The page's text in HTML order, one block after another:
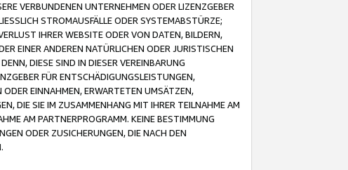
VERBUNDENEN UNTERNEHMEN ODER LIZENZGEBER
STROMAUSFÄLLE ODER SYSTEMABSTÜRZE;
IHRER WEBSITE ODER VON DATEN, BILDERN,
EINER ANDEREN NATÜRLICHEN ODER JURISTISCHEN
DIESE SIND IN DIESER VEREINBARUNG
FÜR ENTSCHÄDIGUNGSLEISTUNGEN,
EINNAHMEN, ERWARTETEN UMSÄTZEN,
DIE SIE IM ZUSAMMENHANG MIT IHRER TEILNAHME AM
AM PARTNERPROGRAMM. KEINE BESTIMMUNG
ODER ZUSICHERUNGEN, DIE NACH DEN